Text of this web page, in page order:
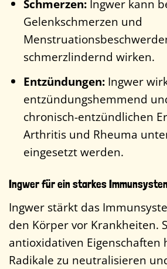
Schmerzen:Ingwer kann
Gelenkschmerzen und
schmerzlindernd wirken.
Entzündungen:Ingwer
entzündungshemmend
chronisch-entzündlichen
Arthritis und Rheuma
eingesetzt werden.
Ingwer für ein starkes
Ingwer stärkt das
den Körper vor Krankheiten.
antioxidativen Eigenschaften
Radikale zu neutralisieren